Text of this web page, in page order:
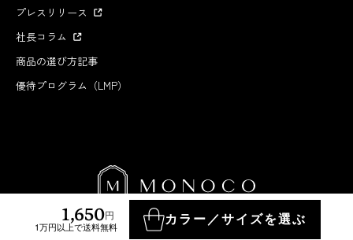
1,650円
1万円以上で送料無料
カラー／サイズを選ぶ
プレスリリース
社長コラム
商品の選び方記事
優待プログラム（LMP）
MONOCO INC. 2012-2026